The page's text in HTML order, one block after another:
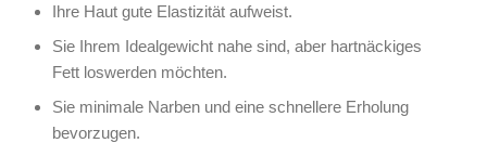
Ihre Haut gute Elastizität aufweist.
Sie Ihrem Idealgewicht nahe sind, aber hartnäckiges
Fett loswerden möchten.
Sie minimale Narben und eine schnellere Erholung
bevorzugen.